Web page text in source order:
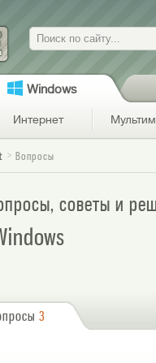
Поиск
Windows
Интернет
Вопросы
советы и
3